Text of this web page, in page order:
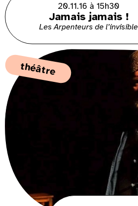
20.11.16 à 15h30
Jamais jamais !
Les Arpenteurs de l’invisible
théâtre